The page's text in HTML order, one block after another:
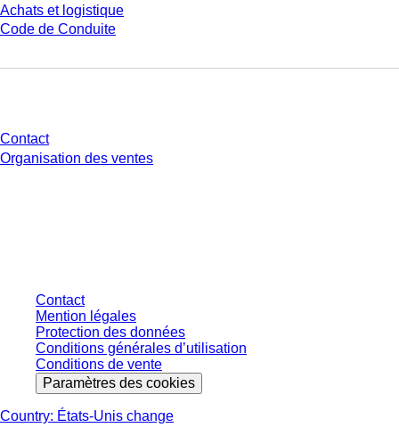
Achats et logistique
Code de Conduite
Contact
Organisation des ventes
Contact
Mention légales
Protection des données
Conditions générales d’utilisation
Conditions de vente
Paramètres des cookies
Country: États-Unis change